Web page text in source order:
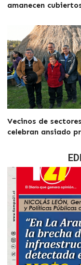
amanecen
Vecinos de
celebran ansiado